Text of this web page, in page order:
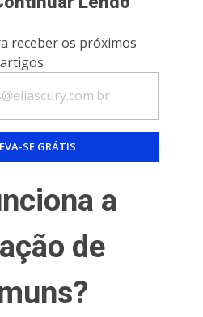
receber os próximos
artigos
a
de